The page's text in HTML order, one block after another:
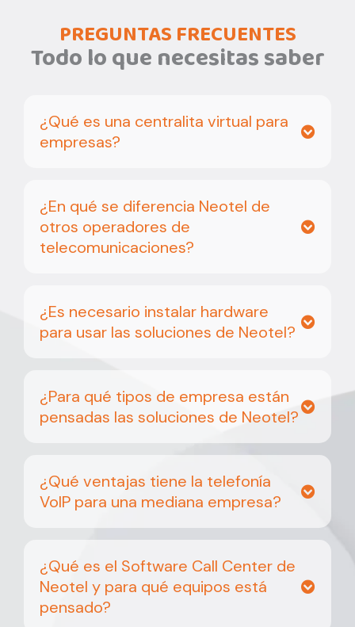
PREGUNTAS FRECUENTES
Todo lo que necesitas saber
¿Qué es una centralita virtual para
empresas?
¿En qué se diferencia Neotel de
otros operadores de
telecomunicaciones?
¿Es necesario instalar hardware
para usar las soluciones de Neotel?
¿Para qué tipos de empresa están
pensadas las soluciones de Neotel?
¿Qué ventajas tiene la telefonía
VoIP para una mediana empresa?
¿Qué es el Software Call Center de
Neotel y para qué equipos está
pensado?